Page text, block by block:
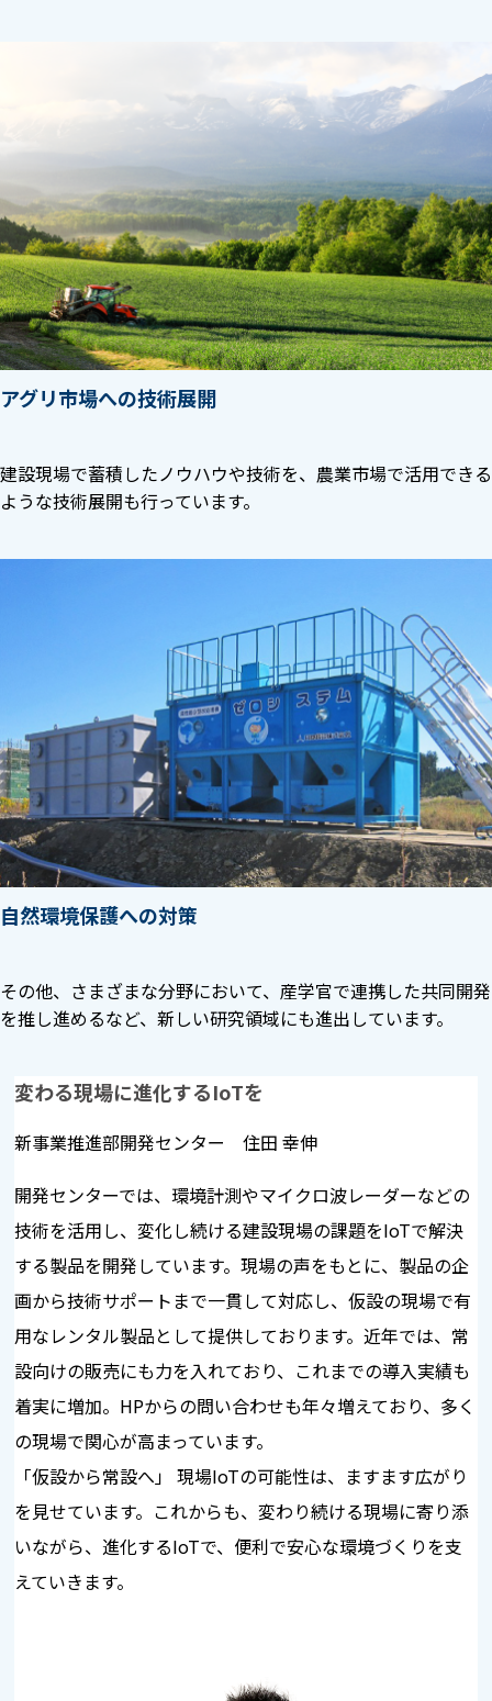
アグリ市場への技術展開
建設現場で蓄積したノウハウや技術を、農業市場で活用できる
ような技術展開も行っています。
自然環境保護への対策
その他、さまざまな分野において、産学官で連携した共同開発
を推し進めるなど、新しい研究領域にも進出しています。
変わる現場に進化するIoTを
新事業推進部開発センター 住田 幸伸
開発センターでは、環境計測やマイクロ波レーダーなどの
技術を活用し、変化し続ける建設現場の課題をIoTで解決
する製品を開発しています。現場の声をもとに、製品の企
画から技術サポートまで一貫して対応し、仮設の現場で有
用なレンタル製品として提供しております。近年では、常
設向けの販売にも力を入れており、これまでの導入実績も
着実に増加。HPからの問い合わせも年々増えており、多く
の現場で関心が高まっています。
「仮設から常設へ」―― 現場IoTの可能性は、ますます広がり
を見せています。これからも、変わり続ける現場に寄り添
いながら、進化するIoTで、便利で安心な環境づくりを支
えていきます。